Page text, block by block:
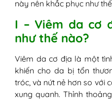
1. Trị viêm
thuốc đông y
thảo dược
3. Trị viêm
thuốc tây
4. Liệu pháp
này nên khắc phục như
I – Viêm da cơ
như thế nào?
Viêm da cơ địa là một
khiến cho da bị tổn
tróc, và nứt nẻ hơn so với
xung quanh. Thỉnh